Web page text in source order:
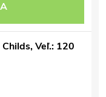
Veľ.: 120